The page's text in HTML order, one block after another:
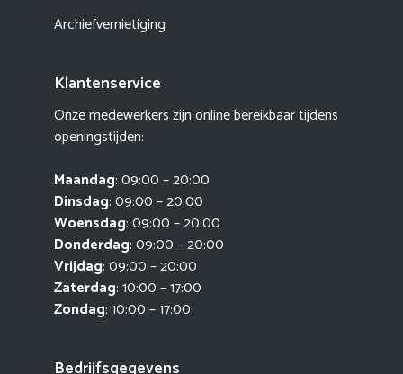
Archiefvernietiging
Klantenservice
Onze medewerkers zijn online bereikbaar tijdens
openingstijden:
Maandag: 09:00 – 20:00
Dinsdag: 09:00 – 20:00
Woensdag: 09:00 – 20:00
Donderdag: 09:00 – 20:00
Vrijdag: 09:00 – 20:00
Zaterdag: 10:00 – 17:00
Zondag: 10:00 – 17:00
Bedrijfsgegevens